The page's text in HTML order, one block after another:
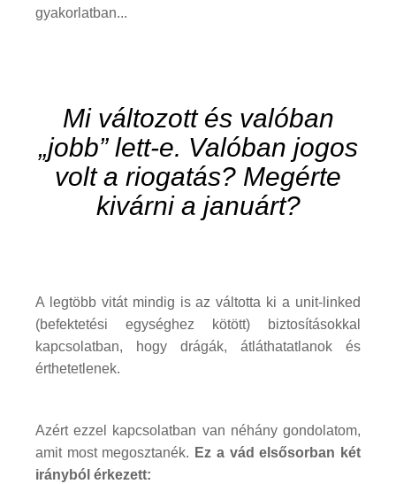
gyakorlatban...
Mi változott és valóban
„jobb” lett-e. Valóban jogos
volt a riogatás? Megérte
kivárni a januárt?
A legtöbb vitát mindig is az váltotta ki a unit-linked
(befektetési egységhez kötött) biztosításokkal
kapcsolatban, hogy drágák, átláthatatlanok és
érthetetlenek.
Azért ezzel kapcsolatban van néhány gondolatom,
amit most megosztanék. Ez a vád elsősorban két
irányból érkezett: